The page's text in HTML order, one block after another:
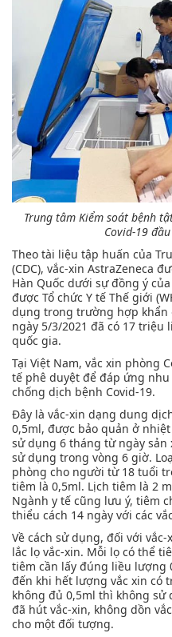
Trung tâm Kiểm soát bệnh
Covid-19
Theo tài liệu tập huấn của
(CDC), vắc-xin AstraZeneca
Hàn Quốc dưới sự đồng ý
được Tổ chức Y tế Thế giới
dụng trong trường hợp khẩn
ngày 5/3/2021 đã có 17 triệu
quốc gia.
Tại Việt Nam, vắc xin phòng
tế phê duyệt để đáp ứng
chống dịch bệnh Covid-19.
Đây là vắc-xin dạng dung
0,5ml, được bảo quản ở
sử dụng 6 tháng từ ngày sản
sử dụng trong vòng 6 giờ.
phòng cho người từ 18 tuổi
tiêm là 0,5ml. Lịch tiêm là 2
Ngành y tế cũng lưu ý, tiêm
thiểu cách 14 ngày với các
Về cách sử dụng, đối với
lắc lọ vắc-xin. Mỗi lọ có thể
tiêm cần lấy đúng liều lượng
đến khi hết lượng vắc xin có
không đủ 0,5ml thì không sử
đã hút vắc-xin, không dồn
cho một đối tượng.